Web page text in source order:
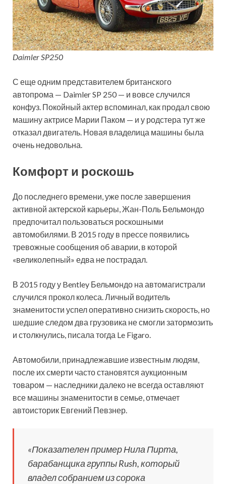
Daimler SP250
С еще одним представителем британского
автопрома — Daimler SP 250 — и вовсе случился
конфуз. Покойный актер вспоминал, как продал свою
машину актрисе Марии Паком — и у родстера тут же
отказал двигатель. Новая владелица машины была
очень недовольна.
Комфорт и роскошь
До последнего времени, уже после завершения
активной актерской карьеры, Жан-Поль Бельмондо
предпочитал пользоваться роскошными
автомобилями. В 2015 году в прессе появились
тревожные сообщения об аварии, в которой
«великолепный» едва не пострадал.
В 2015 году у Bentley Бельмондо на автомагистрали
случился прокол колеса. Личный водитель
знаменитости успел оперативно снизить скорость, но
шедшие следом два грузовика не смогли затормозить
и столкнулись, писала тогда Le Figaro.
Автомобили, принадлежавшие известным людям,
после их смерти часто становятся аукционным
товаром — наследники далеко не всегда оставляют
все машины знаменитости в семье, отмечает
автоисторик Евгений Певзнер.
«Показателен пример Нила Пирта,
барабанщика группы Rush, который
владел собранием из сорока